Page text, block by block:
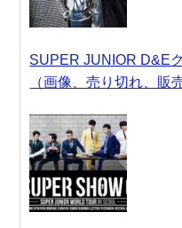
SUPER JUNIOR D&E
（画像、売り切れ、販